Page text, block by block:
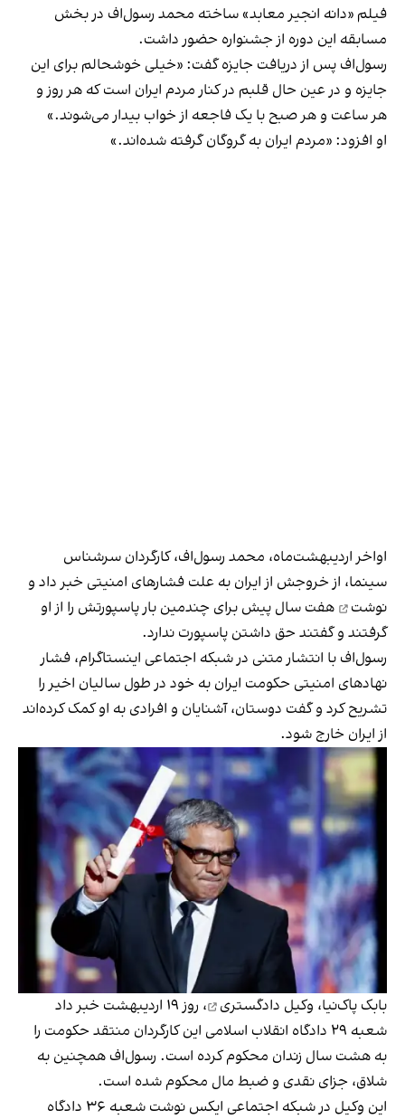
فیلم «دانه انجیر معابد» ساخته محمد رسول‌اف در بخش
مسابقه این دوره از جشنواره حضور داشت.
رسول‌اف پس از دریافت جایزه گفت: «خیلی خوشحالم برای این
جایزه و در عین حال قلبم در کنار مردم ایران است که هر روز و
هر ساعت و هر صبح با یک فاجعه از خواب بیدار می‌شوند.»
او افزود: «مردم ایران به گروگان گرفته شده‌اند.»
اواخر اردیبهشت‌ماه، محمد رسول‌اف، کارگردان سرشناس
سینما، از خروجش از ایران به علت فشارهای امنیتی خبر داد و
نوشت
هفت سال پیش برای چندمین بار پاسپورتش را از او
گرفتند و گفتند حق داشتن پاسپورت ندارد.
رسول‌اف با انتشار متنی در شبکه اجتماعی اینستاگرام، فشار
نهادهای امنیتی حکومت ایران به خود در طول سالیان اخیر را
تشریح کرد و گفت دوستان، آشنایان و افرادی به او کمک کرده‌اند
از ایران خارج شود.
بابک پاک‌نیا، وکیل دادگستری
، روز ۱۹ اردیبهشت خبر داد
شعبه ۲۹ دادگاه انقلاب اسلامی این کارگردان منتقد حکومت را
به هشت سال زندان محکوم کرده است. رسول‌اف همچنین به
شلاق، جزای نقدی و ضبط مال محکوم شده است.
این وکیل در شبکه اجتماعی ایکس نوشت
شعبه ۳۶ دادگاه